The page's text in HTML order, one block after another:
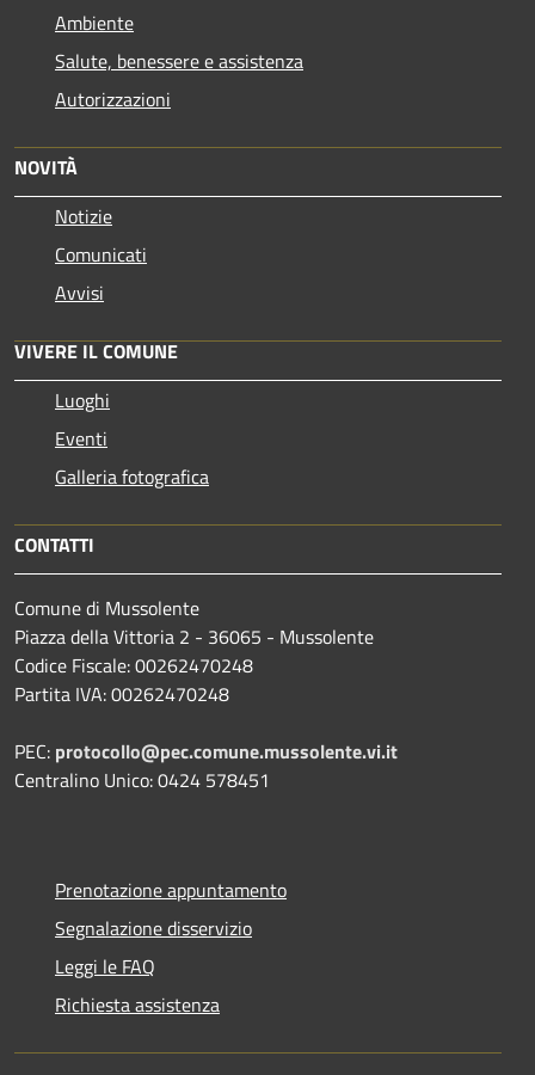
Ambiente
Salute, benessere e assistenza
Autorizzazioni
NOVITÀ
Notizie
Comunicati
Avvisi
VIVERE IL COMUNE
Luoghi
Eventi
Galleria fotografica
CONTATTI
Comune di Mussolente
Piazza della Vittoria 2 - 36065 - Mussolente
Codice Fiscale: 00262470248
Partita IVA: 00262470248
PEC: protocollo@pec.comune.mussolente.vi.it
Centralino Unico: 0424 578451
Prenotazione appuntamento
Segnalazione disservizio
Leggi le FAQ
Richiesta assistenza